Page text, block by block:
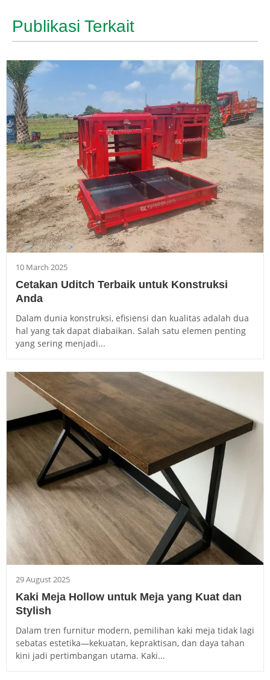
Publikasi Terkait
10 March 2025
Cetakan Uditch Terbaik untuk Konstruksi
Anda
Dalam dunia konstruksi, efisiensi dan kualitas adalah dua
hal yang tak dapat diabaikan. Salah satu elemen penting
yang sering menjadi...
29 August 2025
Kaki Meja Hollow untuk Meja yang Kuat dan
Stylish
Dalam tren furnitur modern, pemilihan kaki meja tidak lagi
sebatas estetika—kekuatan, kepraktisan, dan daya tahan
kini jadi pertimbangan utama. Kaki...